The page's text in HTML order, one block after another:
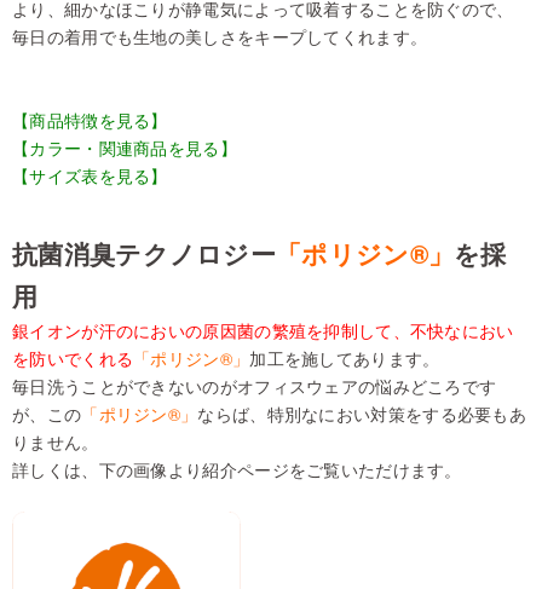
より、細かなほこりが静電気によって吸着することを防ぐので、
毎日の着用でも生地の美しさをキープしてくれます。
【商品特徴を見る】
【カラー・関連商品を見る】
【サイズ表を見る】
抗菌消臭テクノロジー 「ポリジン®」 を採
用
銀イオンが汗のにおいの原因菌の繁殖を抑制して、不快なにおい
を防いでくれる 「ポリジン®」 加工を施してあります。
毎日洗うことができないのがオフィスウェアの悩みどころです
が、この 「ポリジン®」 ならば、特別なにおい対策をする必要もあ
りません。
詳しくは、下の画像より紹介ページをご覧いただけます。